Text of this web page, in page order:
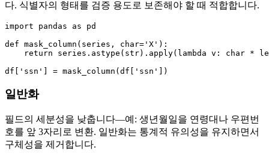
다. 식별자의 형태를 검증 용도로 보존해야 할 때 적합합니다.
import pandas as pd
def mask_column(series, char='X'):
return series.astype(str).apply(lambda v: char *
일반화
필드의 세분성을 낮춥니다—예: 생년월일을 연령대나 우편번
호를 앞 3자리로 변환. 일반화는 통계적 유의성을 유지하면서
구체성을 제거합니다.